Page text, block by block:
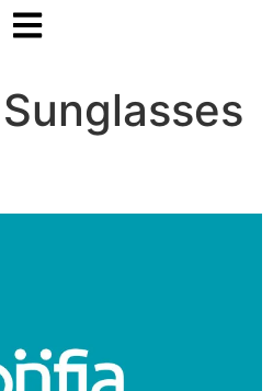
Sunglasses